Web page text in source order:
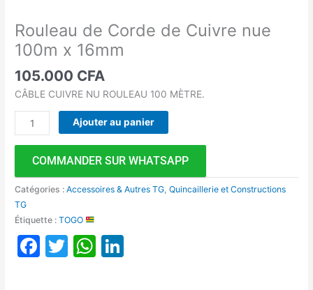
Rouleau de Corde de Cuivre nue
100m x 16mm
105.000 CFA
CÂBLE CUIVRE NU ROULEAU 100 MÈTRE.
Ajouter au panier
COMMANDER SUR WHATSAPP
Catégories :Accessoires & Autres TG,Quincaillerie et Constructions
TG
Étiquette :TOGO
Facebook
TwitterWhatsApp